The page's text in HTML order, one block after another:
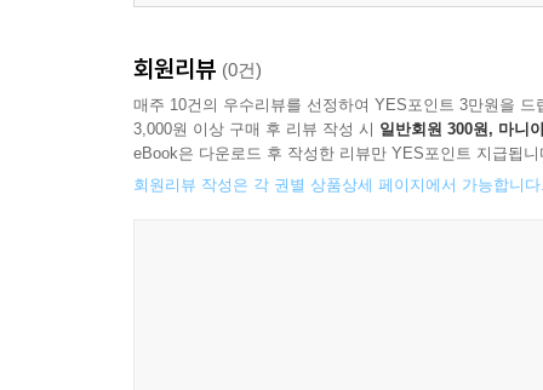
회원리뷰 (0건)
매주 10건의 우수리뷰를 선정하여 YES포인트 3만원을 드
3,000원 이상 구매 후 리뷰 작성 시 일반회원 300원, 마니
eBook은 다운로드 후 작성한 리뷰만 YES포인트 지급됩니
회원리뷰 작성은 각 권별 상품상세 페이지에서 가능합니